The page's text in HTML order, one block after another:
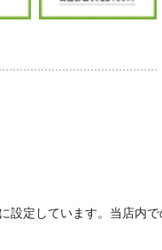
設定しています。当店内